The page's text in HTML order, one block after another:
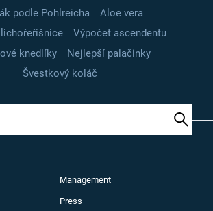
podle Pohlreicha
Aloe vera
Výpočet ascendentu
knedlíky
Nejlepší palačinky
Švestkový koláč
Management
Press